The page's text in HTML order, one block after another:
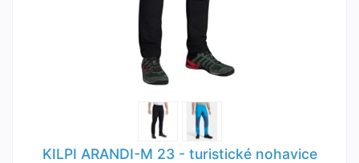
KILPI ARANDI-M 23 - turistické nohavice